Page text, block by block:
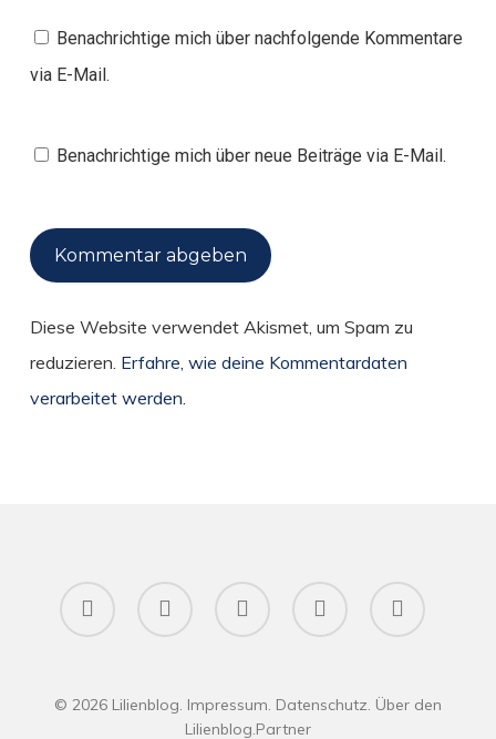
Benachrichtige mich über nachfolgende Kommentare
via E-Mail.
Benachrichtige mich über neue Beiträge via E-Mail.
Diese Website verwendet Akismet, um Spam zu
reduzieren. Erfahre, wie deine Kommentardaten
verarbeitet werden.
twitter facebook pinterest RSS instagram
© 2026 Lilienblog. Impressum. Datenschutz. Über den
Lilienblog.Partner